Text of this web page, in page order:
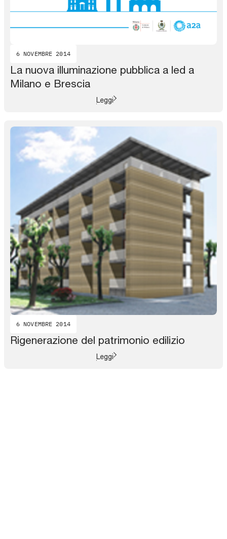
6 NOVEMBRE 2014
La nuova illuminazione pubblica a led a
Milano e Brescia
Leggi
6 NOVEMBRE 2014
Rigenerazione del patrimonio edilizio
Leggi